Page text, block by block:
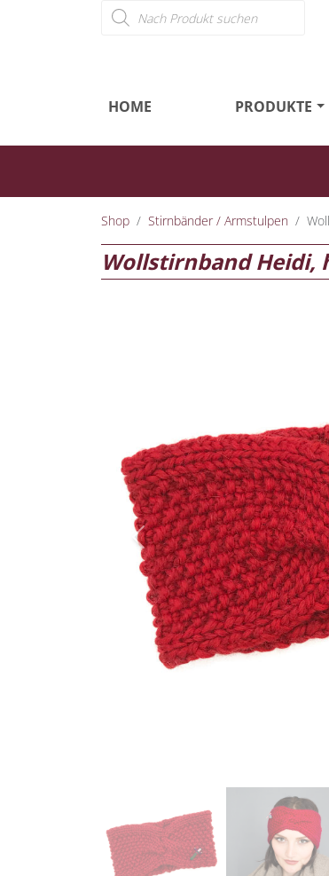
Products search
HOME PRODUKTE
Shop Stirnbänder / Armstulpen
Wollstirnband
Previous